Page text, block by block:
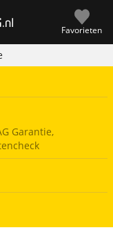
Favorieten
Garantie,